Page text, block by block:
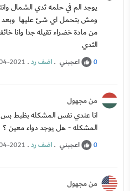
يوجد الم في حلمه ثدي الشمال
ومش بتحمل اي شئ عليها وبعد
من مادة خضراء تقيله جدا وانا
الثدي
0 اعجبني .اضف رد.
2021
من مجهول
انا عندي نفس المشكله بظبط
المشكله - هل يوجد دواء معين ؟
0 اعجبني .اضف رد.
2021
من مجهول